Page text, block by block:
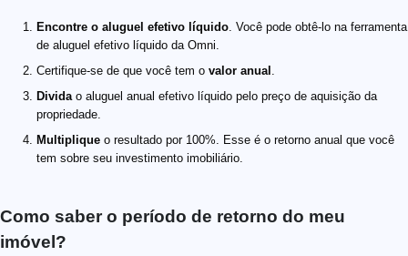
Encontre o aluguel efetivo líquido . Você pode obtê-lo na ferramenta
de aluguel efetivo líquido da Omni.
Certifique-se de que você tem o valor anual
Divida o aluguel anual efetivo líquido pelo preço de aquisição da
propriedade.
Multiplique o resultado por 100%. Esse é o retorno anual que você
tem sobre seu investimento imobiliário.
Como saber o período de retorno do meu
imóvel?